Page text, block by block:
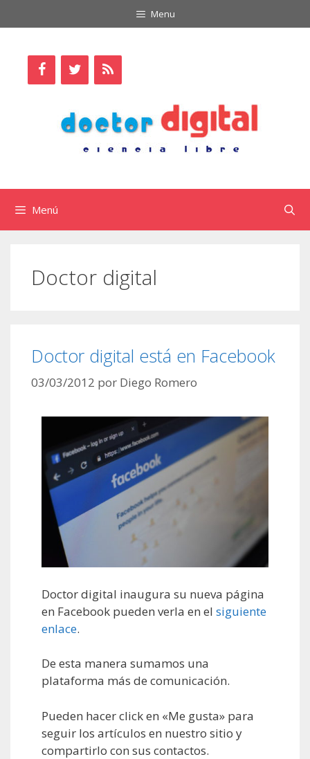
al
Menu
Menú
Doctor digital
Doctor digital está en Facebook
03/03/2012 por Diego Romero
Doctor digital inaugura su nueva página
en Facebook pueden verla en el siguiente
enlace.
De esta manera sumamos una
plataforma más de comunicación.
Pueden hacer click en «Me gusta» para
seguir los artículos en nuestro sitio y
compartirlo con sus contactos.